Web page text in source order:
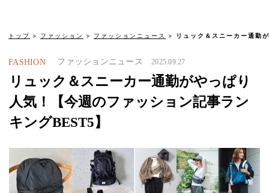
トップ ファッション ファッションニュース リュック＆スニーカー通勤
FASHION ファッションニュース 2025.09.27
リュック＆スニーカー通勤がやっぱり
人気！【今週のファッション記事ラン
キングBEST5】